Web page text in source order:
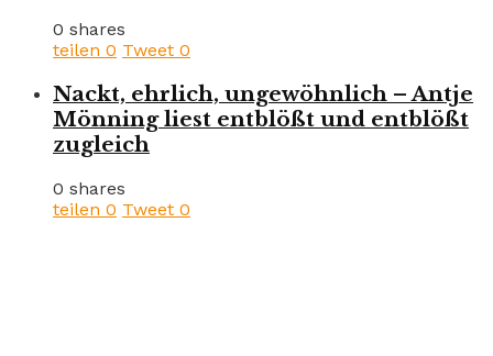
0 shares
teilen 0 Tweet 0
Nackt, ehrlich, ungewöhnlich – Antje
Mönning liest entblößt und entblößt
zugleich
0 shares
teilen 0 Tweet 0